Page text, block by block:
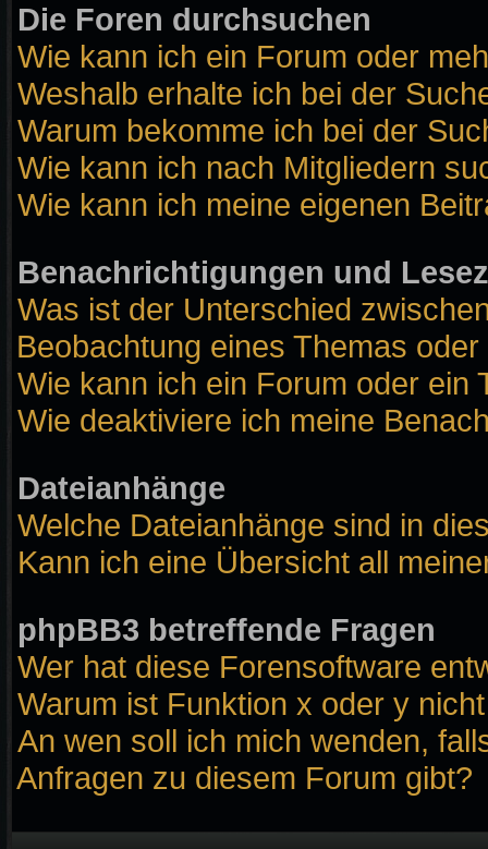
Die Foren durchsuchen
Wie kann ich ein Forum oder
Weshalb erhalte ich bei der
Warum bekomme ich bei der
Wie kann ich nach Mitgliedern
Wie kann ich meine eigenen
Benachrichtigungen und
Was ist der Unterschied
Beobachtung eines Themas
Wie kann ich ein Forum oder ein
Wie deaktiviere ich meine
Dateianhänge
Welche Dateianhänge sind in
Kann ich eine Übersicht all
phpBB3 betreffende Fragen
Wer hat diese Forensoftware
Warum ist Funktion x oder y
An wen soll ich mich wenden,
Anfragen zu diesem Forum gibt?